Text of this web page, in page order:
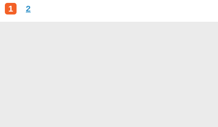
1 2